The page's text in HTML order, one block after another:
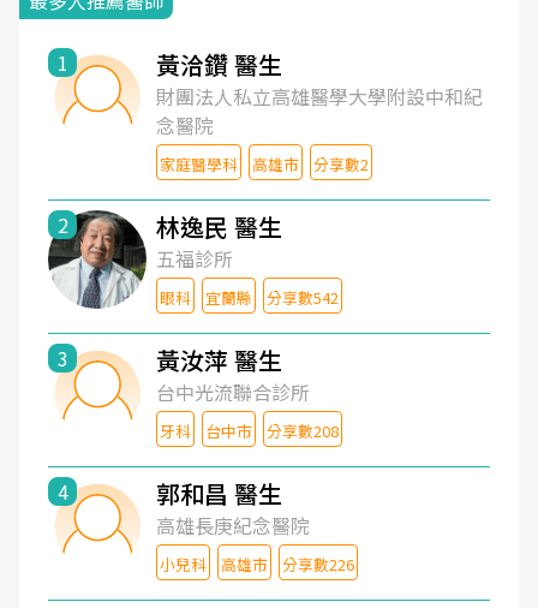
1 黃洽鑽 醫生
財團法人私立高雄醫學大學附設中和紀
念醫院
家庭醫學科 高雄市 分享數2
2 林逸民 醫生
五福診所
眼科 宜蘭縣 分享數542
3 黃汝萍 醫生
台中光流聯合診所
牙科 台中市 分享數208
4 郭和昌 醫生
高雄長庚紀念醫院
小兒科 高雄市 分享數226